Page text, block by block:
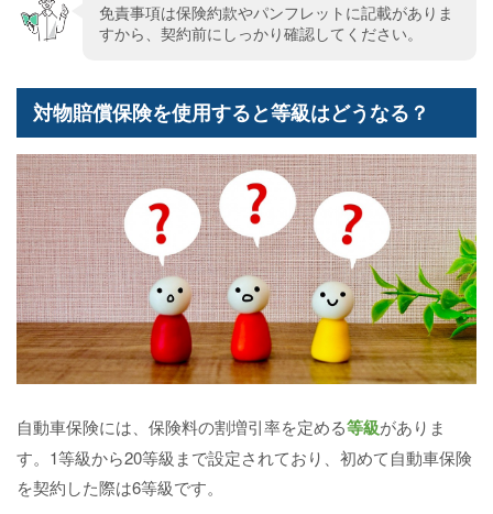
免責事項は保険約款やパンフレットに記載がありま
すから、契約前にしっかり確認してください。
対物賠償保険を使用すると等級はどうなる？
自動車保険には、保険料の割増引率を定める等級がありま
す。1等級から20等級まで設定されており、初めて自動車保険
を契約した際は6等級です。